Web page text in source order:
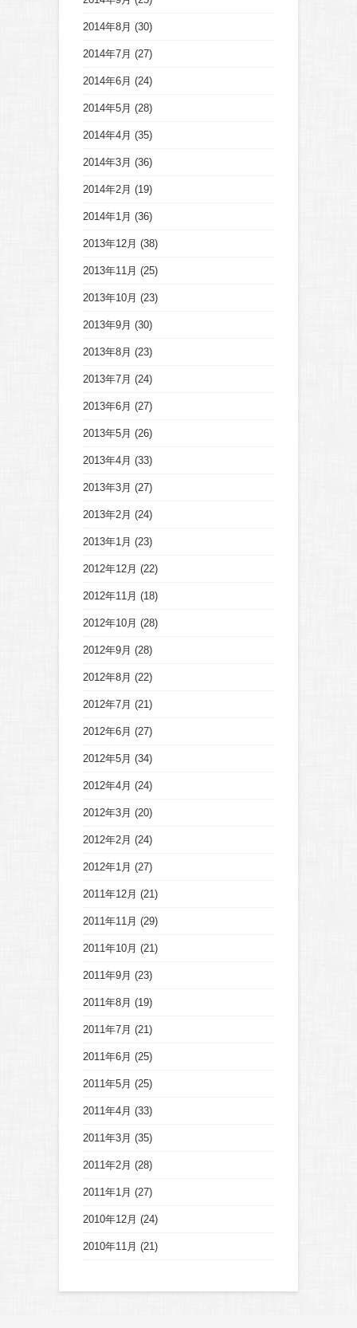
2014年8月 (30)
2014年7月 (27)
2014年6月 (24)
2014年5月 (28)
2014年4月 (35)
2014年3月 (36)
2014年2月 (19)
2014年1月 (36)
2013年12月 (38)
2013年11月 (25)
2013年10月 (23)
2013年9月 (30)
2013年8月 (23)
2013年7月 (24)
2013年6月 (27)
2013年5月 (26)
2013年4月 (33)
2013年3月 (27)
2013年2月 (24)
2013年1月 (23)
2012年12月 (22)
2012年11月 (18)
2012年10月 (28)
2012年9月 (28)
2012年8月 (22)
2012年7月 (21)
2012年6月 (27)
2012年5月 (34)
2012年4月 (24)
2012年3月 (20)
2012年2月 (24)
2012年1月 (27)
2011年12月 (21)
2011年11月 (29)
2011年10月 (21)
2011年9月 (23)
2011年8月 (19)
2011年7月 (21)
2011年6月 (25)
2011年5月 (25)
2011年4月 (33)
2011年3月 (35)
2011年2月 (28)
2011年1月 (27)
2010年12月 (24)
2010年11月 (21)